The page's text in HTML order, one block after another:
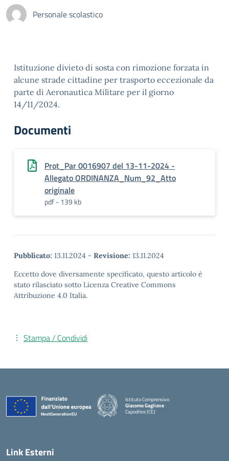
Personale scolastico
Istituzione divieto di sosta con rimozione forzata in
alcune strade cittadine per trasporto eccezionale da
parte di Aeronautica Militare per il giorno
14/11/2024.
Documenti
Prot_Par 0016907 del 13-11-2024 -
Allegato ORDINANZA_Num_92_Atto
originale
pdf - 139 kb
Pubblicato: 13.11.2024 - Revisione: 13.11.2024
Eccetto dove diversamente specificato, questo articolo è
stato rilasciato sotto Licenza Creative Commons
Attribuzione 4.0 Italia.
Stampa / Condividi
Istituto Comprensivo
Giacomo Gaglione
Capodrise (CE)
— Visita la pagina iniziale della scuola
Link Esterni